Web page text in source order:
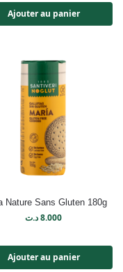
Ajouter au panier
Nature Sans Gluten 180g
8.000د.ت
Ajouter au panier